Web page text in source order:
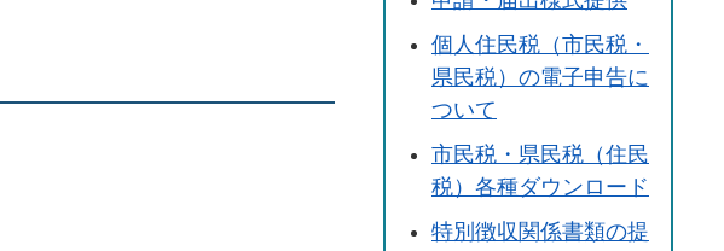
個人住民税（市民税・
県民税）の電子申告に
ついて
市民税・県民税（住民
税）各種ダウンロード
特別徴収関係書類の提